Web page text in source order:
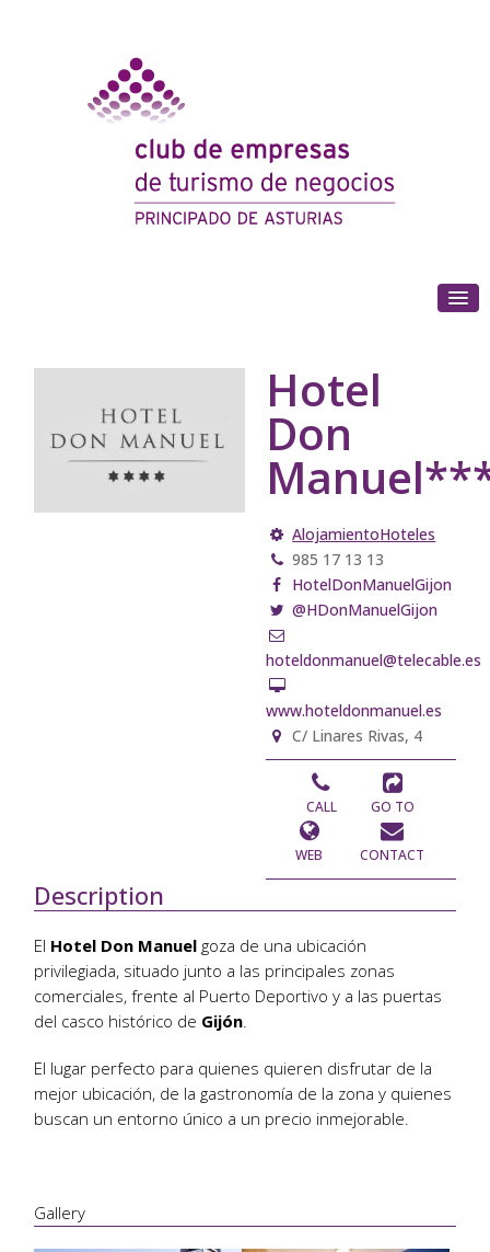
Hotel
Don
AlojamientoHoteles
985 17 13 13
HotelDonManuelGijon
@HDonManuelGijon
hoteldonmanuel@telecable.es
www.hoteldonmanuel.es
C/ Linares Rivas, 4
CALL GO TO
WEB CONTACT
Description
El Hotel Don Manuel goza de una ubicación
privilegiada, situado junto a las principales zonas
comerciales, frente al Puerto Deportivo y a las puertas
del casco histórico de Gijón.
El lugar perfecto para quienes quieren disfrutar de la
mejor ubicación, de la gastronomía de la zona y quienes
buscan un entorno único a un precio inmejorable.
Gallery